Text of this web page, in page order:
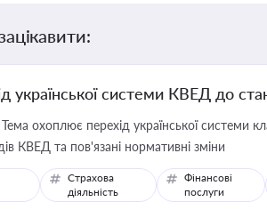
української системи КВЕД до
Тема охоплює перехід української системи
КВЕД та пов'язані нормативні зміни
Страхова
діяльність
Фінансові
послуги